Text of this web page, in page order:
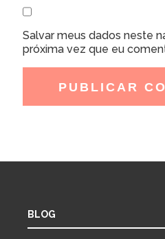
Salvar meus dados neste
próxima vez que eu
BLOG